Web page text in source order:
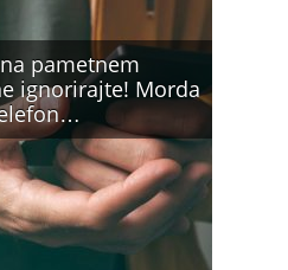
pametnem
ignorirajte! Morda